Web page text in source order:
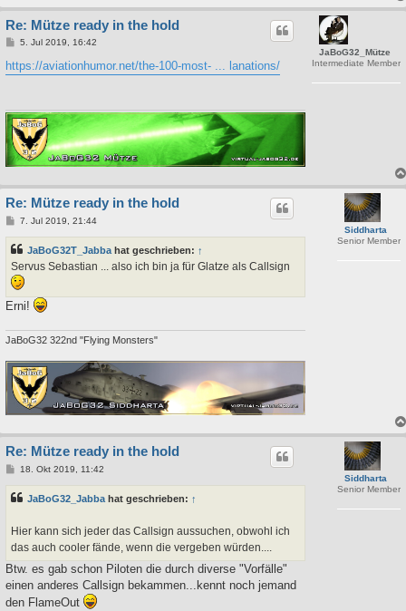
JaBoG32_Mütze
Intermediate Member
Re: Mütze ready in the hold
B
i
t
5. Jul 2019, 16:42
https://aviationhumor.net/the-100-most- ... lanations/
Siddharta
Senior Member
Re: Mütze ready in the hold
B
t
r
a
g
7. Jul 2019, 21:44
JaBoG32T_Jabba hat geschrieben: ↑
Servus Sebastian ... also ich bin ja für Glatze als Callsign
Erni!
JaBoG32 322nd "Flying Monsters"
Siddharta
Senior Member
Re: Mütze ready in the hold
B
t
g
18. Okt 2019, 11:42
JaBoG32_Jabba hat geschrieben: ↑
Hier kann sich jeder das Callsign aussuchen, obwohl ich
das auch cooler fände, wenn die vergeben würden....
Btw. es gab schon Piloten die durch diverse "Vorfälle"
einen anderes Callsign bekammen...kennt noch jemand
den FlameOut